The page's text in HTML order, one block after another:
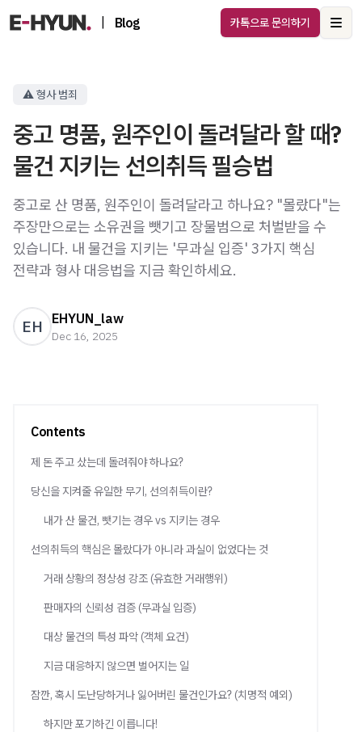
Blog 카톡으로 문의하기
⚠️ 형사 범죄
중고 명품, 원주인이 돌려달라 할 때?
물건 지키는 선의취득 필승법
중고로 산 명품, 원주인이 돌려달라고 하나요? "몰랐다"는
주장만으로는 소유권을 뺏기고 장물범으로 처벌받을 수
있습니다. 내 물건을 지키는 '무과실 입증' 3가지 핵심
전략과 형사 대응법을 지금 확인하세요.
EH EHYUN_law
Dec 16, 2025
Contents
제 돈 주고 샀는데 돌려줘야 하나요?
당신을 지켜줄 유일한 무기, 선의취득이란?
내가 산 물건, 뺏기는 경우 vs 지키는 경우
선의취득의 핵심은 몰랐다가 아니라 과실이 없었다는 것
거래 상황의 정상성 강조 (유효한 거래행위)
판매자의 신뢰성 검증 (무과실 입증)
대상 물건의 특성 파악 (객체 요건)
지금 대응하지 않으면 벌어지는 일
잠깐, 혹시 도난당하거나 잃어버린 물건인가요? (치명적 예외)
하지만 포기하긴 이릅니다!